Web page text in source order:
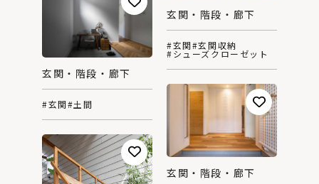
玄関・階段・廊下
#玄関#玄関収納
#シューズクローゼット
玄関・階段・廊下
#玄関#土間
玄関・階段・廊下